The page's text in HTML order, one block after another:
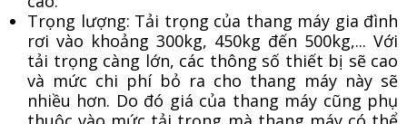
Trọng lượng: Tải trọng của thang máy gia đình
rơi vào khoảng 300kg, 450kg đến 500kg,... Với
tải trọng càng lớn, các thông số thiết bị sẽ cao
và mức chi phí bỏ ra cho thang máy này sẽ
nhiều hơn. Do đó giá của thang máy cũng phụ